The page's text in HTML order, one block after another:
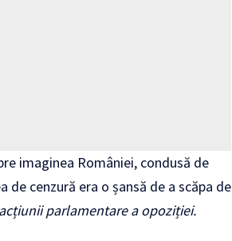
imaginea României, condusă de
cenzură era o șansă de a scăpa de
parlamentare a opoziției.